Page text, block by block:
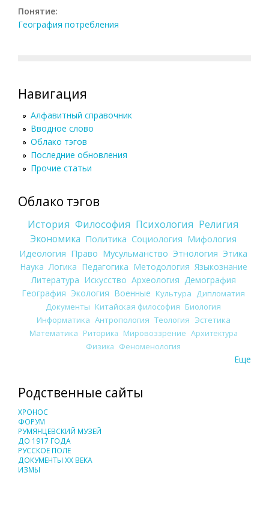
Понятие:
География потребления
Навигация
Алфавитный справочник
Вводное слово
Облако тэгов
Последние обновления
Прочие статьи
Облако тэгов
История Философия Психология Религия
Экономика Политика Социология Мифология
Идеология Право Мусульманство Этнология Этика
Наука Логика Педагогика Методология Языкознание
Литература Искусство Археология Демография
География Экология Военные Культура
Дипломатия
Документы Китайская философия Биология
Информатика Антропология Теология Эстетика
Математика Риторика Мировоззрение Архитектура
Физика Феноменология
Еще
Родственные сайты
ХРОНОС
ФОРУМ
РУМЯНЦЕВСКИЙ МУЗЕЙ
ДО 1917 ГОДА
РУССКОЕ ПОЛЕ
ДОКУМЕНТЫ XX ВЕКА
ИЗМЫ